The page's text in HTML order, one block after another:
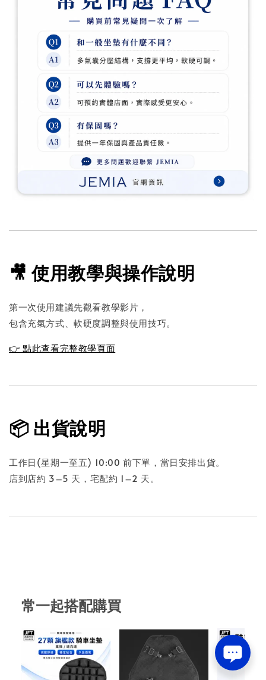
🎥 使用教學與操作說明
第一次使用建議先觀看教學影片，
包含充氣方式、軟硬度調整與使用技巧。
👉 點此查看完整教學頁面
📦 出貨說明
工作日(星期一至五) 10:00 前下單，當日安排出貨。
店到店約 3–5 天，宅配約 1–2 天。
常一起搭配購買